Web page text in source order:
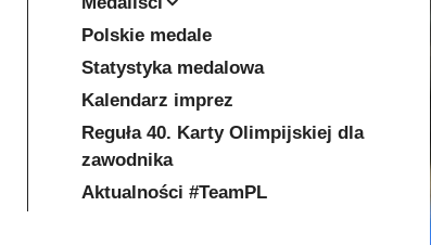
Polskie medale
Statystyka medalowa
Kalendarz imprez
Reguła 40. Karty Olimpijskiej dla
zawodnika
Aktualności #TeamPL